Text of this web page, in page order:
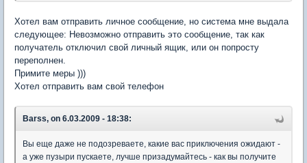
Хотел вам отправить личное сообщение, но система мне выдала
следующее: Невозможно отправить это сообщение, так как
получатель отключил свой личный ящик, или он попросту
переполнен.
Примите меры )))
Хотел отправить вам свой телефон
Barss, on 6.03.2009 - 18:38:
Вы еще даже не подозреваете, какие вас приключения ожидают -
а уже пузыри пускаете, лучше призадумайтесь - как вы получите